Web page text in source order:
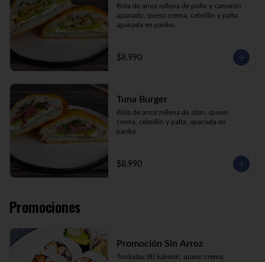
Bola de arroz rellena de pollo y camarón
apanado, queso crema, cebollín y palta,
apanada en panko.
$8.990
Tuna Burger
Bola de arroz rellena de atún, queso
crema, cebollín y palta, apanada en
panko.
$8.990
Promociones
Promoción Sin Arroz
Tonkatsu (8) Salmón, queso crema,